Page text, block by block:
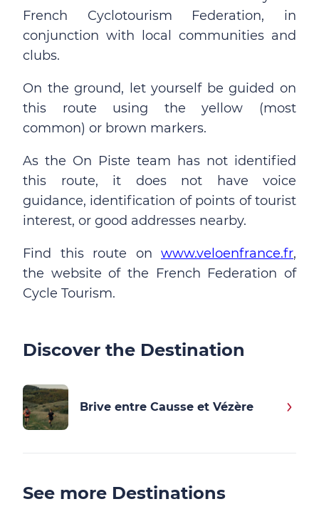
French Cyclotourism Federation, in
conjunction with local communities and
clubs.
On the ground, let yourself be guided on
this route using the yellow (most
common) or brown markers.
As the On Piste team has not identified
this route, it does not have voice
guidance, identification of points of tourist
interest, or good addresses nearby.
Find this route on www.veloenfrance.fr,
the website of the French Federation of
Cycle Tourism.
Discover the Destination
Brive entre Causse et Vézère
See more Destinations